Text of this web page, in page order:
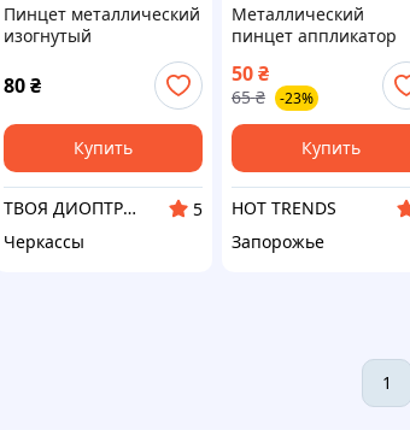
Пинцет металлический
изогнутый
80₴
Купить
ТВОЯ ДИОПТРИЯ
5
Черкассы
Металлический
пинцет аппликатор
накладных ресниц
специальный
50₴
65 ₴ -23%
Купить
HOT TRENDS
Запорожье
1